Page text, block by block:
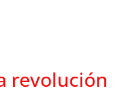
revolución